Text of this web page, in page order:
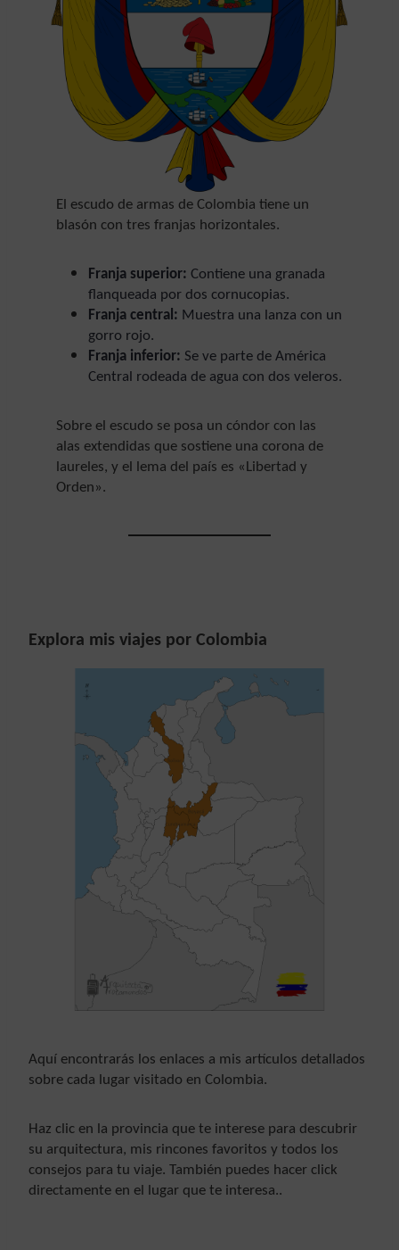
El escudo de armas de Colombia tiene un
blasón con tres franjas horizontales.
Franja superior: Contiene una granada
flanqueada por dos cornucopias.
Franja central: Muestra una lanza con un
gorro rojo.
Franja inferior: Se ve parte de América
Central rodeada de agua con dos veleros.
Sobre el escudo se posa un cóndor con las
alas extendidas que sostiene una corona de
laureles, y el lema del país es «Libertad y
Orden».
Explora mis viajes por Colombia
Aquí encontrarás los enlaces a mis artículos detallados
sobre cada lugar visitado en Colombia.
Haz clic en la provincia que te interese para descubrir
su arquitectura, mis rincones favoritos y todos los
consejos para tu viaje. También puedes hacer click
directamente en el lugar que te interesa..